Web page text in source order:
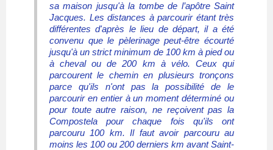
sa maison jusqu'à la tombe de l’apôtre Saint
Jacques. Les distances à parcourir étant très
différentes d'après le lieu de départ, il a été
convenu que le pèlerinage peut-être écourté
jusqu'à un strict minimum de 100 km à pied ou
à cheval ou de 200 km à vélo. Ceux qui
parcourent le chemin en plusieurs tronçons
parce qu'ils n'ont pas la possibilité de le
parcourir en entier à un moment déterminé ou
pour toute autre raison, ne reçoivent pas la
Compostela pour chaque fois qu'ils ont
parcouru 100 km. Il faut avoir parcouru au
moins les 100 ou 200 derniers km avant Saint-